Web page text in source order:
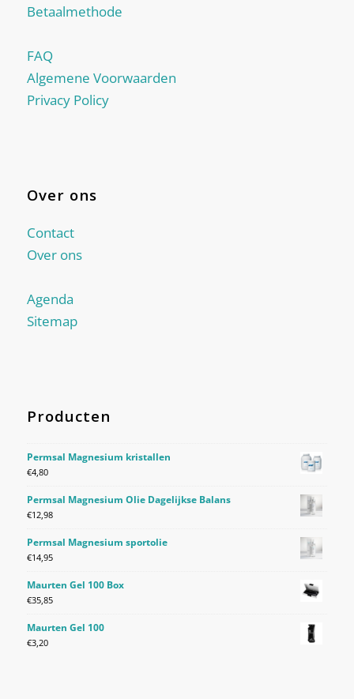
Betaalmethode
FAQ
Algemene Voorwaarden
Privacy Policy
Over ons
Contact
Over ons
Agenda
Sitemap
Producten
Permsal Magnesium kristallen
€4,80
Permsal Magnesium Olie Dagelijkse Balans
€12,98
Permsal Magnesium sportolie
€14,95
Maurten Gel 100 Box
€35,85
Maurten Gel 100
€3,20